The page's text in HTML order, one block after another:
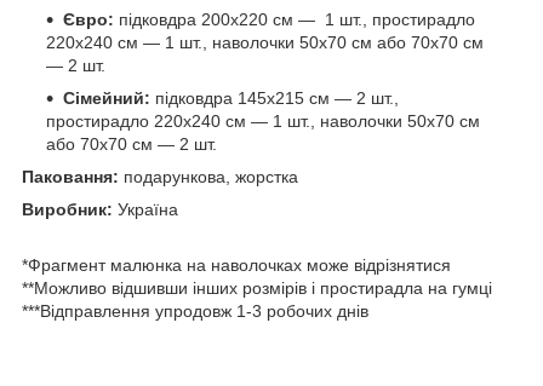
Євро: підковдра 200х220 см — 1 шт., простирадло
220х240 см — 1 шт., наволочки 50х70 см або 70х70 см
— 2 шт.
Сімейний: підковдра 145х215 см — 2 шт.,
простирадло 220х240 см — 1 шт., наволочки 50х70 см
або 70х70 см — 2 шт.
Паковання: подарункова, жорстка
Виробник: Україна
*Фрагмент малюнка на наволочках може відрізнятися
**Можливо відшивши інших розмірів і простирадла на гумці
***Відправлення упродовж 1-3 робочих днів